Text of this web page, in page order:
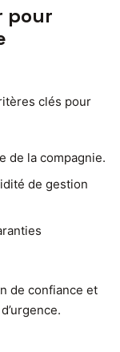
pour
clés pour
de la compagnie.
de gestion
de confiance et